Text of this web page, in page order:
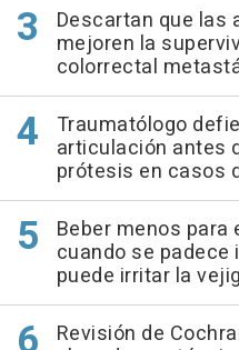
Descartan que las
mejoren la
colorrectal
Traumatólogo
articulación antes
prótesis en casos
Beber menos
cuando se
puede irritar la
Revisión de